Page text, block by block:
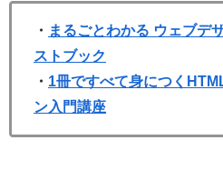
・ まるごとわかる ウェブデ
ストブック
・ 1冊ですべて身につく
ン入門講座